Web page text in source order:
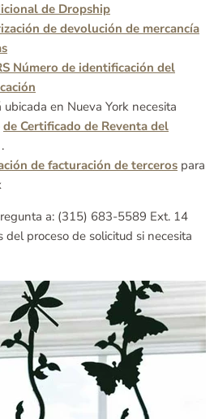
de Dropship
de devolución de mercancía
Número de identificación del
en Nueva York necesita
de Certificado de Reventa del
.
de facturación de terceros para
a: (315) 683-5589 Ext. 14
proceso de solicitud si necesita